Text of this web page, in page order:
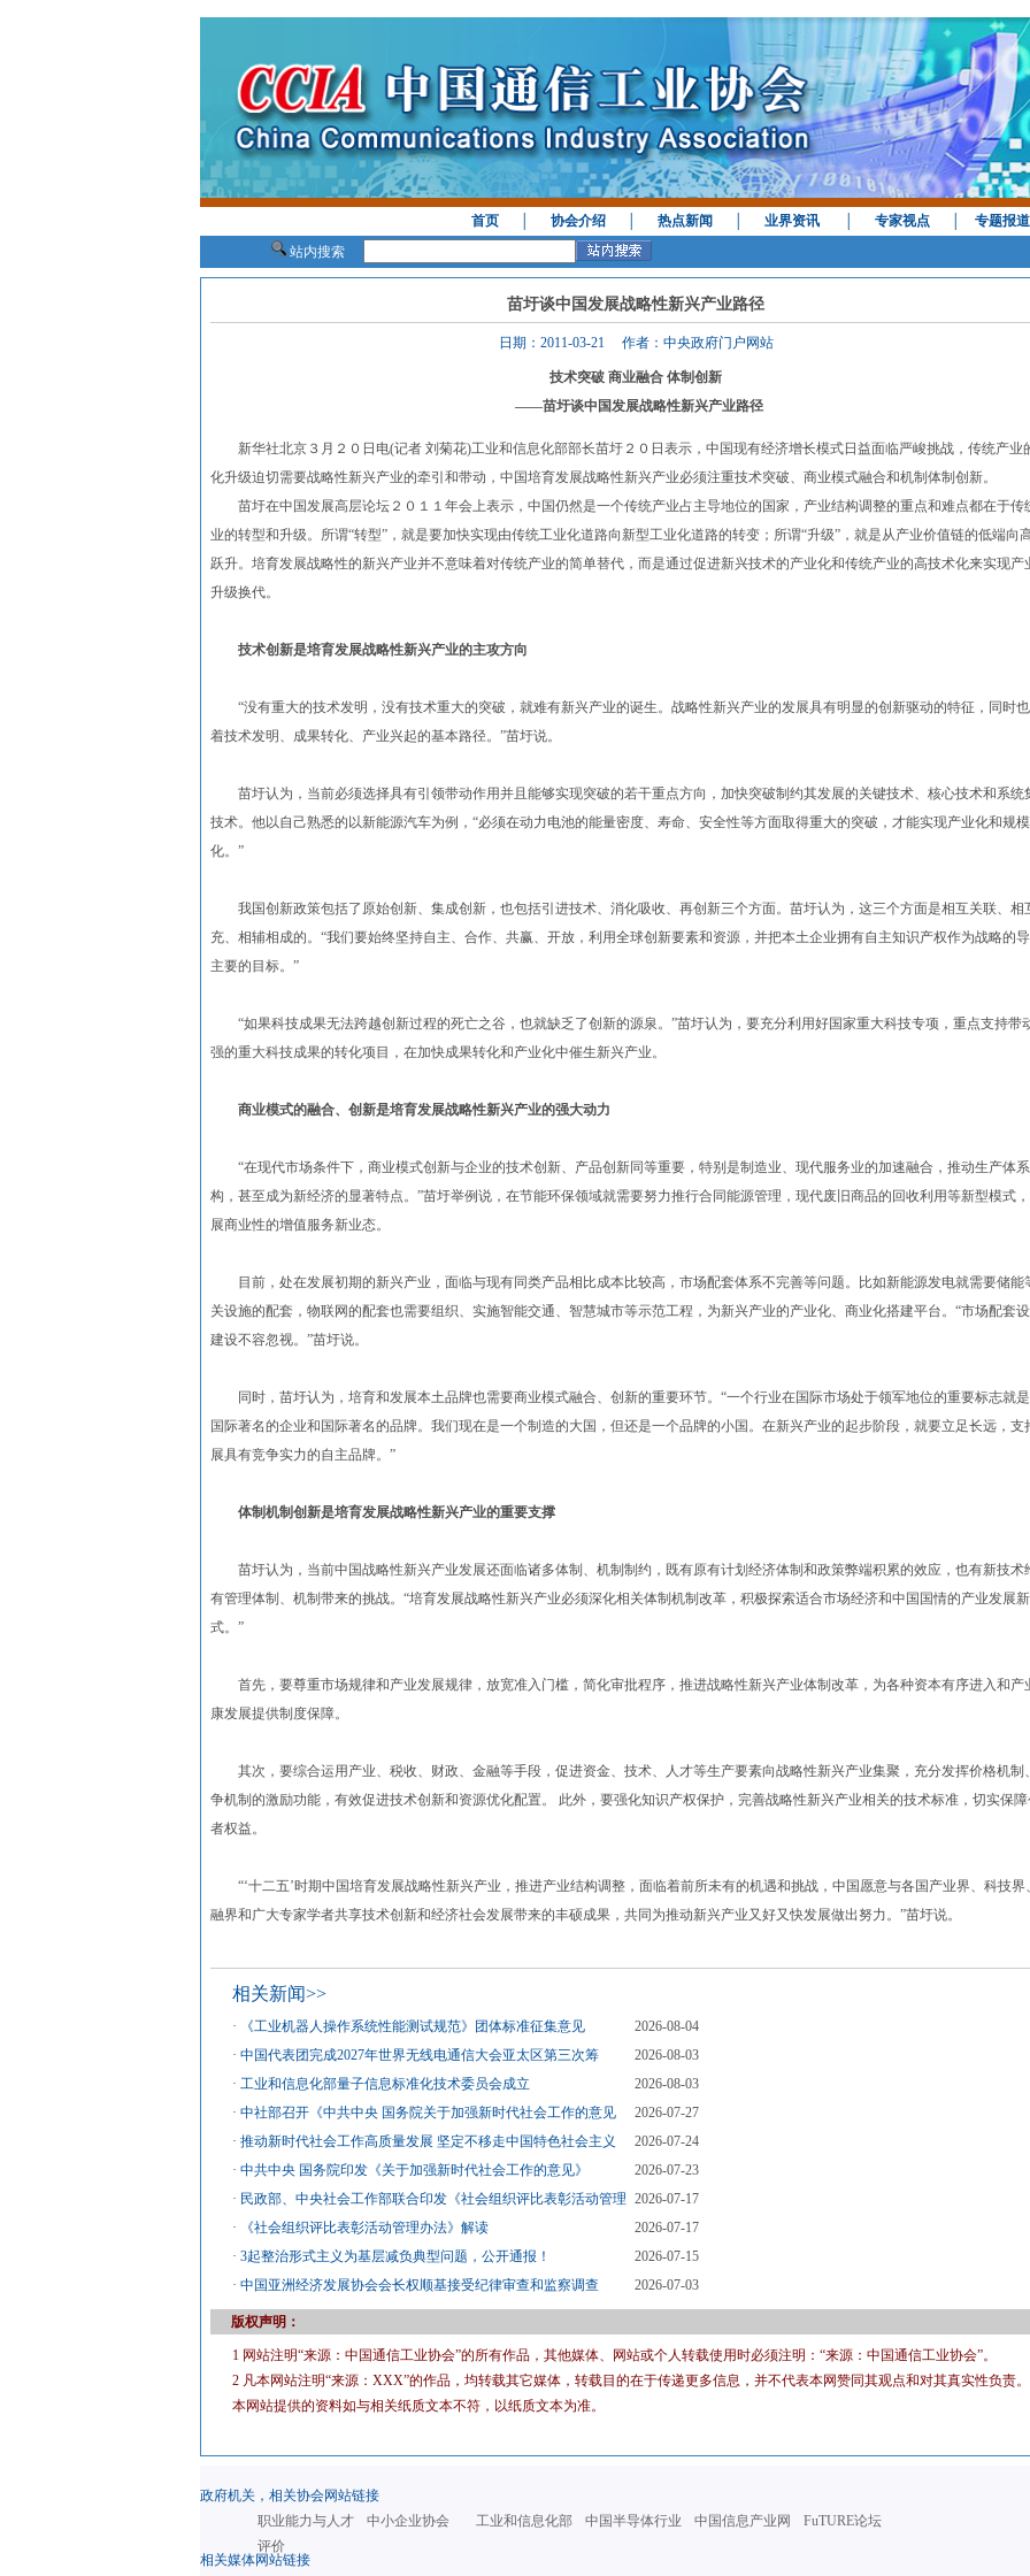
首页│ 协会介绍│ 热点新闻 业界资讯│ 专家视点│ 专题报道
站内搜索
苗圩谈中国发展战略性新兴产业路径
日期：2011-03-21 作者：中央政府门户网站
技术突破 商业融合 体制创新
——苗圩谈中国发展战略性新兴产业路径
新华社北京３月２０日电(记者 刘菊花)工业和信息化部部长苗圩２０日表示，中国现有经济增长模式日益面临严峻挑战，传统产业
化升级迫切需要战略性新兴产业的牵引和带动，中国培育发展战略性新兴产业必须注重技术突破、商业模式融合和机制体制创新。
苗圩在中国发展高层论坛２０１１年会上表示，中国仍然是一个传统产业占主导地位的国家，产业结构调整的重点和难点都在于传
业的转型和升级。所谓“转型”，就是要加快实现由传统工业化道路向新型工业化道路的转变；所谓“升级”，就是从产业价值链的低端向
跃升。培育发展战略性的新兴产业并不意味着对传统产业的简单替代，而是通过促进新兴技术的产业化和传统产业的高技术化来实现产
升级换代。
技术创新是培育发展战略性新兴产业的主攻方向
“没有重大的技术发明，没有技术重大的突破，就难有新兴产业的诞生。战略性新兴产业的发展具有明显的创新驱动的特征，同时
着技术发明、成果转化、产业兴起的基本路径。”苗圩说。
苗圩认为，当前必须选择具有引领带动作用并且能够实现突破的若干重点方向，加快突破制约其发展的关键技术、核心技术和系统
技术。他以自己熟悉的以新能源汽车为例，“必须在动力电池的能量密度、寿命、安全性等方面取得重大的突破，才能实现产业化和规模
化。”
我国创新政策包括了原始创新、集成创新，也包括引进技术、消化吸收、再创新三个方面。苗圩认为，这三个方面是相互关联、相
充、相辅相成的。“我们要始终坚持自主、合作、共赢、开放，利用全球创新要素和资源，并把本土企业拥有自主知识产权作为战略的
主要的目标。”
“如果科技成果无法跨越创新过程的死亡之谷，也就缺乏了创新的源泉。”苗圩认为，要充分利用好国家重大科技专项，重点支持带
强的重大科技成果的转化项目，在加快成果转化和产业化中催生新兴产业。
商业模式的融合、创新是培育发展战略性新兴产业的强大动力
“在现代市场条件下，商业模式创新与企业的技术创新、产品创新同等重要，特别是制造业、现代服务业的加速融合，推动生产体
构，甚至成为新经济的显著特点。”苗圩举例说，在节能环保领域就需要努力推行合同能源管理，现代废旧商品的回收利用等新型模式
展商业性的增值服务新业态。
目前，处在发展初期的新兴产业，面临与现有同类产品相比成本比较高，市场配套体系不完善等问题。比如新能源发电就需要储能
关设施的配套，物联网的配套也需要组织、实施智能交通、智慧城市等示范工程，为新兴产业的产业化、商业化搭建平台。“市场配套
建设不容忽视。”苗圩说。
同时，苗圩认为，培育和发展本土品牌也需要商业模式融合、创新的重要环节。“一个行业在国际市场处于领军地位的重要标志就
国际著名的企业和国际著名的品牌。我们现在是一个制造的大国，但还是一个品牌的小国。在新兴产业的起步阶段，就要立足长远，支
展具有竞争实力的自主品牌。”
体制机制创新是培育发展战略性新兴产业的重要支撑
苗圩认为，当前中国战略性新兴产业发展还面临诸多体制、机制制约，既有原有计划经济体制和政策弊端积累的效应，也有新技术
有管理体制、机制带来的挑战。“培育发展战略性新兴产业必须深化相关体制机制改革，积极探索适合市场经济和中国国情的产业发展
式。”
首先，要尊重市场规律和产业发展规律，放宽准入门槛，简化审批程序，推进战略性新兴产业体制改革，为各种资本有序进入和产
康发展提供制度保障。
其次，要综合运用产业、税收、财政、金融等手段，促进资金、技术、人才等生产要素向战略性新兴产业集聚，充分发挥价格机制
争机制的激励功能，有效促进技术创新和资源优化配置。 此外，要强化知识产权保护，完善战略性新兴产业相关的技术标准，切实保
者权益。
“‘十二五’时期中国培育发展战略性新兴产业，推进产业结构调整，面临着前所未有的机遇和挑战，中国愿意与各国产业界、科技界
融界和广大专家学者共享技术创新和经济社会发展带来的丰硕成果，共同为推动新兴产业又好又快发展做出努力。”苗圩说。
相关新闻>>
· 《工业机器人操作系统性能测试规范》团体标准征集意见
2026-08-04
· 中国代表团完成2027年世界无线电通信大会亚太区第三次筹
2026-08-03
· 工业和信息化部量子信息标准化技术委员会成立
2026-08-03
· 中社部召开《中共中央 国务院关于加强新时代社会工作的意见
2026-07-27
· 推动新时代社会工作高质量发展 坚定不移走中国特色社会主义
2026-07-24
· 中共中央 国务院印发《关于加强新时代社会工作的意见》
2026-07-23
· 民政部、中央社会工作部联合印发《社会组织评比表彰活动管理 2026-07-17
·
《社会组织评比表彰活动管理办法》解读
2026-07-17
· 3起整治形式主义为基层减负典型问题，公开通报！
2026-07-15
· 中国亚洲经济发展协会会长权顺基接受纪律审查和监察调查 2026-07-03
版权声明：
1 网站注明“来源：中国通信工业协会”的所有作品，其他媒体、网站或个人转载使用时必须注明：“来源：中国通信工业协会”。
2 凡本网站注明“来源：XXX”的作品，均转载其它媒体，转载目的在于传递更多信息，并不代表本网赞同其观点和对其真实性负责。
本网站提供的资料如与相关纸质文本不符，以纸质文本为准。
政府机关，相关协会网站链接
职业能力与人才
评价
中小企业协会 工业和信息化部 中国半导体行业 中国信息产业网 FuTURE论坛
相关媒体网站链接